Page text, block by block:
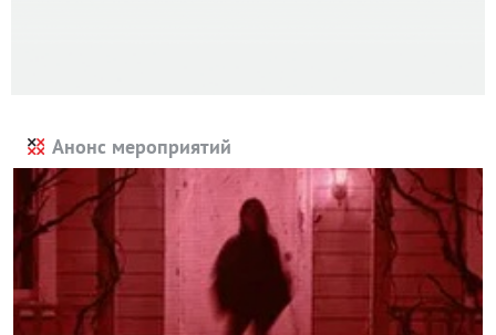
Анонс мероприятий